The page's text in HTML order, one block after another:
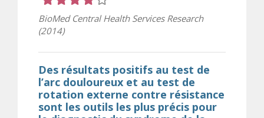
BioMed Central Health Services Research
(2014)
Des résultats positifs au test de
l’arc douloureux et au test de
rotation externe contre résistance
sont les outils les plus précis pour